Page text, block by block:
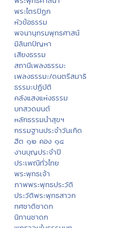
พระไตรปิฏก
หัวข้อธรรม
พจนานุกรมพุทธศาสน์
มิลินทปัญหา
เสียงธรรม
สถานีเพลงธรรมะ
เพลงธรรมะ/ดนตรีสมาธิ
ธรรมะปฏิบัติ
คลังแสงแห่งธรรม
บทสวดมนต์
หลักธรรมนำสุขฯ
กรรมฐานประจำวันเกิด
ฮีต ๑๒ คอง ๑๔
งานบุญประจำปี
ประเพณีทั่วไทย
พระพุทธเจ้า
ภาพพระพุทธประวัติ
ประวัติพระพุทธสาวก
ทศชาติชาดก
นิทานชาดก